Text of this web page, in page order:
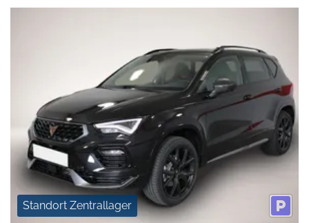
Standort Zentrallager